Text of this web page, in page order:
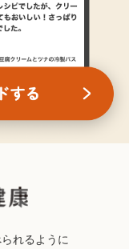
れるように